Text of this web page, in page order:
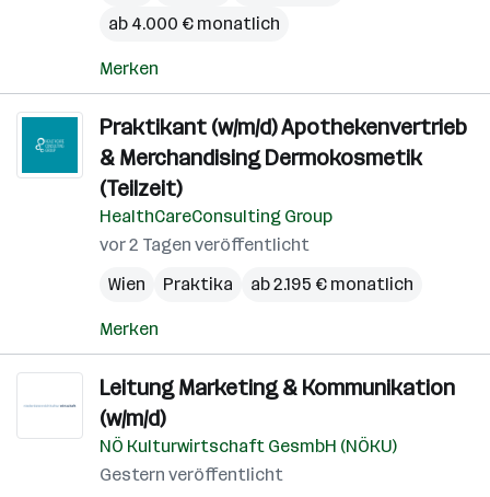
ab 4.000 € monatlich
Merken
Praktikant (w/m/d) Apothekenvertrieb
& Merchandising Dermokosmetik
(Teilzeit)
HealthCareConsulting Group
vor 2 Tagen veröffentlicht
Wien
Praktika ab 2.195 € monatlich
Merken
Leitung Marketing & Kommunikation
(w/m/d)
NÖ Kulturwirtschaft GesmbH (NÖKU)
Gestern veröffentlicht